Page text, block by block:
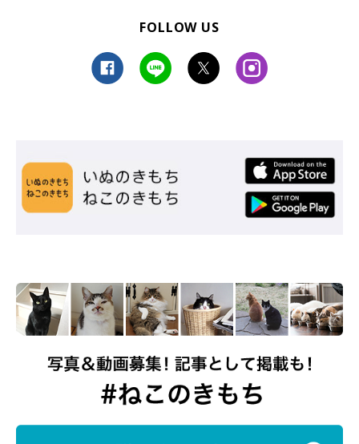
一方のだいふくくんは、天真爛漫な性格でとても明るいのだそ
う。人懐っこいコでもあるそうで、いつも「グルグル」言ってい
FOLLOW US